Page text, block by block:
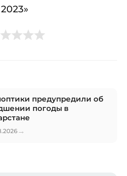
предупредили об
погоды в
→